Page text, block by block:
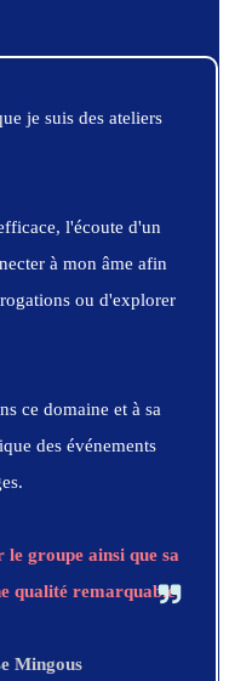
je suis des ateliers
l'écoute d'un
à mon âme afin
ou d'explorer
ce domaine et à sa
des événements
groupe ainsi que sa
qualité remarquable.
Mingous